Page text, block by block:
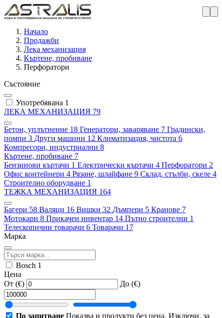
Начало
Продажби
Лека механизация
Къртене, пробиване
Перфоратори
Състояние
Употребявана 1
ЛЕКА МЕХАНИЗАЦИЯ 79
Бетон, уплътнение 18 Генератори, заваряване 7 Градински,
помпи 3 Други машини 12 Климатизация, чистота 6
Компресори, индустриални 8
Къртене, пробиване 7
Бензинови къртачи 1 Електрически къртачи 4 Перфоратори 2
Офис контейнери 4 Рязане, шлайфане 9 Склад, стълби, скеле 4
Строително оборудване 1
ТЕЖКА МЕХАНИЗАЦИЯ 164
Багери 58 Валяци 16 Вишки 32 Дъмпери 5 Кранове 7
Мотокари 8 Прикачен инвентар 14 Пътно строителни 1
Телескопични товарачи 6 Товарачи 17
Марка
Bosch 1
Цена
От (€)
До (€)
По запитване Показва и продукти без цена. Изключи, за